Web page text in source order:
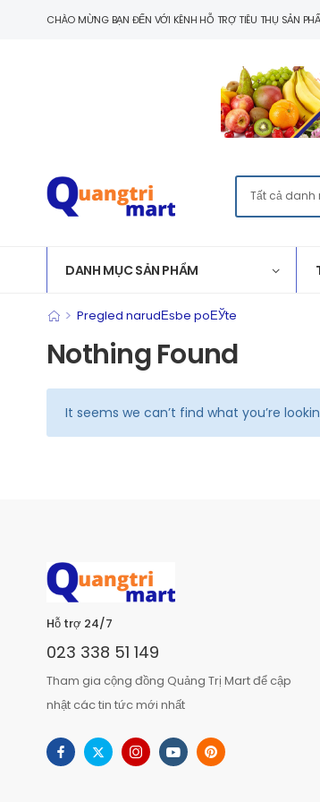
CHÀO MỪNG BẠN ĐẾN VỚI KÊNH HỖ TRỢ TIÊU THỤ SẢN
DANH MỤC SẢN PHẨM
> Pregled narudЕѕbe poЕЎte
Nothing Found
It seems we can’t find what you’re
Hỗ trợ 24/7
023 338 51 149
Tham gia cộng đồng Quảng Trị Mart để cập
nhật các tin tức mới nhất